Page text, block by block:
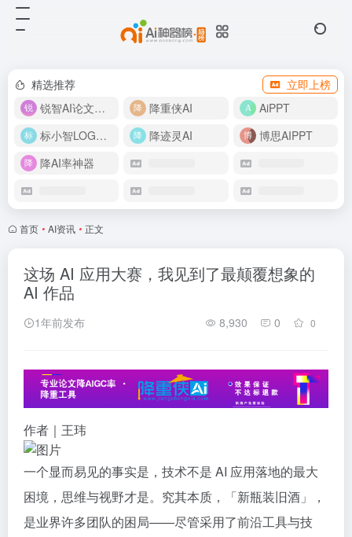
精选推荐
立即上榜
锐智AI论文生成
降重侠AI
AiPPT
标小智LOGO设计
降迹灵AI
博思AIPPT
降AI率神器
首页 • AI资讯 • 正文
这场 AI 应用大赛，我见到了最颠覆想象的
AI 作品
1年前发布 8,930 0 0
作者｜王玮
一个显而易见的事实是，技术不是 AI 应用落地的最大
困境，思维与视野才是。究其本质，「新瓶装旧酒」，
是业界许多团队的困局——尽管采用了前沿工具与技